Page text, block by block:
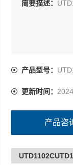
简要描述：
产品型号：
更新时间：
产品咨